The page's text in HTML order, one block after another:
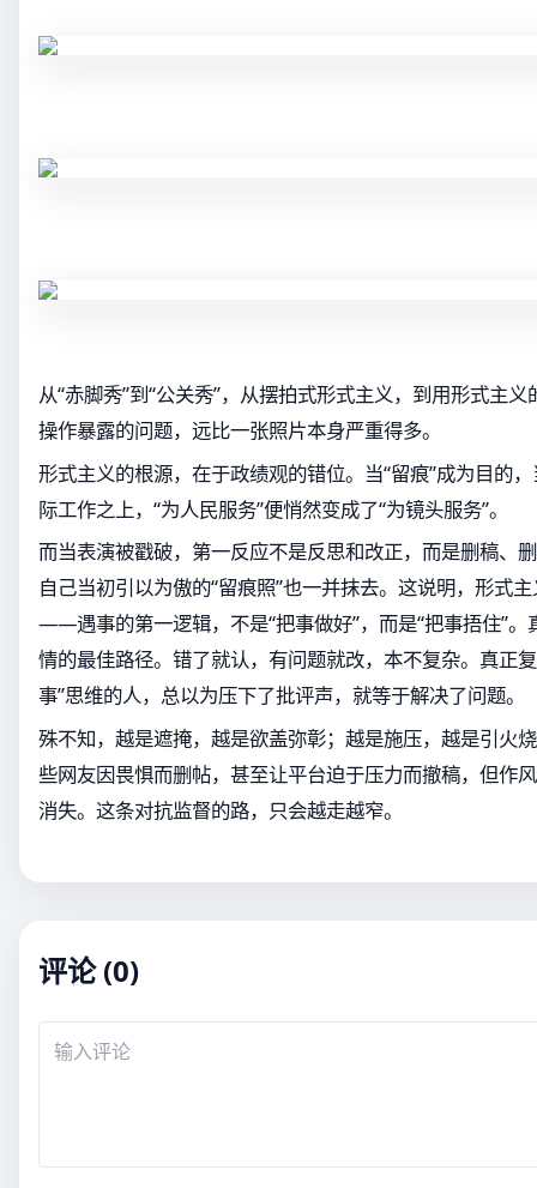
从“赤脚秀”到“公关秀”，从摆拍式形式主义，到用形式主
操作暴露的问题，远比一张照片本身严重得多。
形式主义的根源，在于政绩观的错位。当“留痕”成为目的
际工作之上，“为人民服务”便悄然变成了“为镜头服务”。
而当表演被戳破，第一反应不是反思和改正，而是删稿、
自己当初引以为傲的“留痕照”也一并抹去。这说明，形式
——遇事的第一逻辑，不是“把事做好”，而是“把事捂住”。
情的最佳路径。错了就认，有问题就改，本不复杂。真正
事”思维的人，总以为压下了批评声，就等于解决了问题。
殊不知，越是遮掩，越是欲盖弥彰；越是施压，越是引火
些网友因畏惧而删帖，甚至让平台迫于压力而撤稿，但作
消失。这条对抗监督的路，只会越走越窄。
评论 (0)